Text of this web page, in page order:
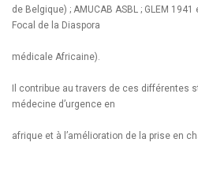
de Belgique) ; AMUCAB ASBL ; GLEM
Focal de la Diaspora
médicale Africaine).
Il contribue au travers de ces différentes
médecine d’urgence en
afrique et à l’amélioration de la prise en